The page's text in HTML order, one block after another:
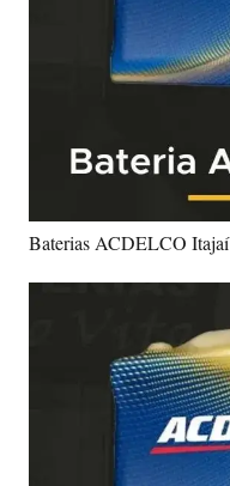
Baterias ACDELCO Itajaí